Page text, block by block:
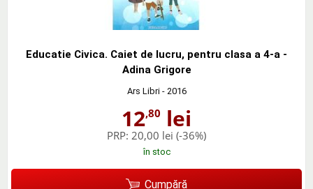
Educatie Civica. Caiet de lucru, pentru clasa a 4-a -
Adina Grigore
Ars Libri- 2016
12,80 lei
PRP: 20,00 lei (-36%)
în stoc
Cumpără